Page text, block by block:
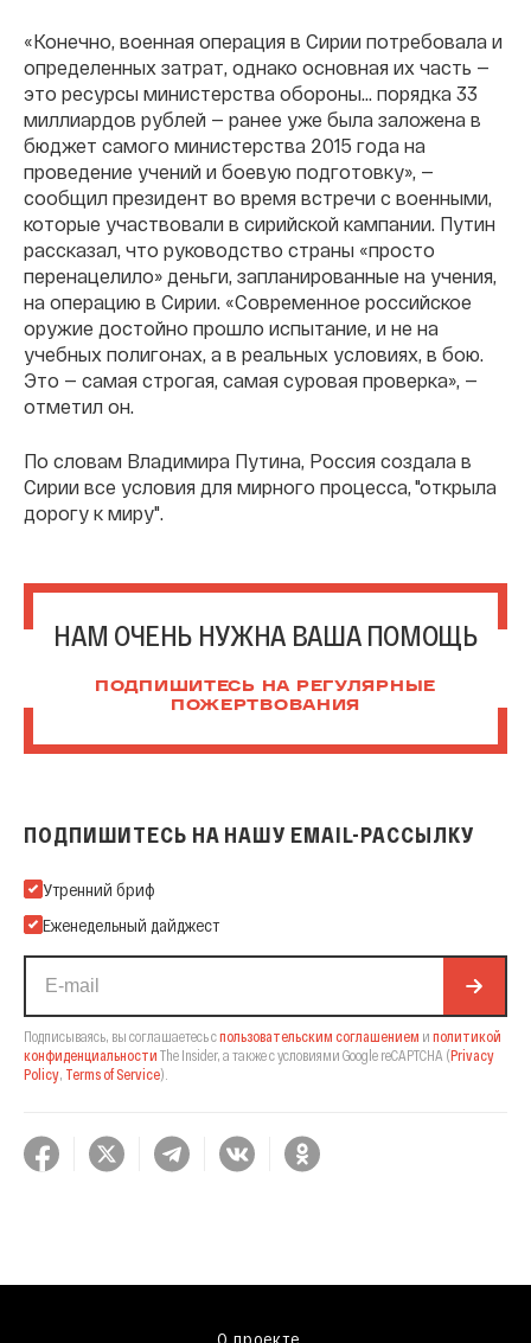
«Конечно, военная операция в Сирии потребовала и
определенных затрат, однако основная их часть —
это ресурсы министерства обороны... порядка 33
миллиардов рублей — ранее уже была заложена в
бюджет самого министерства 2015 года на
проведение учений и боевую подготовку», —
сообщил президент во время встречи с военными,
которые участвовали в сирийской кампании. Путин
рассказал, что руководство страны «просто
перенацелило» деньги, запланированные на учения,
на операцию в Сирии. «Современное российское
оружие достойно прошло испытание, и не на
учебных полигонах, а в реальных условиях, в бою.
Это — самая строгая, самая суровая проверка», —
отметил он.
По словам Владимира Путина, Россия создала в
Сирии все условия для мирного процесса, "открыла
дорогу к миру".
НАМ ОЧЕНЬ НУЖНА ВАША ПОМОЩЬ
ПОДПИШИТЕСЬ НА РЕГУЛЯРНЫЕ
ПОЖЕРТВОВАНИЯ
ПОДПИШИТЕСЬ НА НАШУ EMAIL-РАССЫЛКУ
Подпишитесь на нашу Email-рассылку
Утренний бриф
Еженедельный дайджест
Подписываясь, вы соглашаетесь спользовательским соглашением и политикой
конфиденциальности The Insider, а также с условиями Google reCAPTCHA (Privacy
Policy, Terms of Service).
О проекте